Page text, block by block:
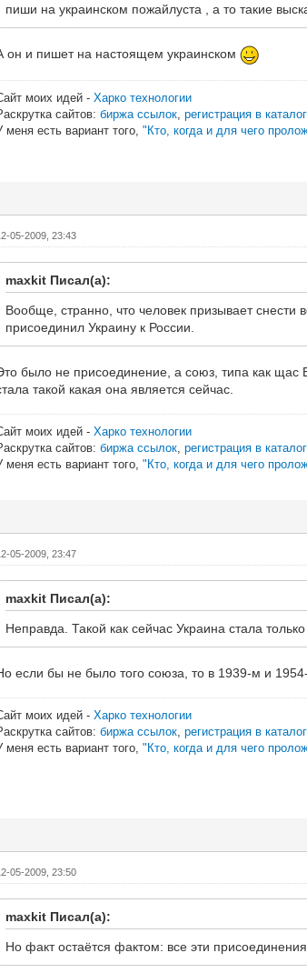
пиши на украинском пожайлуста , а то такие
он и пишет на настоящем украинском
моих идей - Харко технологии
сайтов: биржа ссылок, регистрация в
меня есть вариант того, "Кто, когда и для чего
05-2009, 23:43
maxkit Писал(а):
Вообще, странно, что человек призывает снести
присоединил Украину к России.
было не присоединение, а союз, типа как щас
такой какая она является сейчас.
моих идей - Харко технологии
сайтов: биржа ссылок, регистрация в
меня есть вариант того, "Кто, когда и для чего
05-2009, 23:47
maxkit Писал(а):
Неправда. Такой как сейчас Украина стала
если бы не было того союза, то в 1939-м и
моих идей - Харко технологии
сайтов: биржа ссылок, регистрация в
меня есть вариант того, "Кто, когда и для чего
05-2009, 23:50
maxkit Писал(а):
Но факт остаётся фактом: все эти